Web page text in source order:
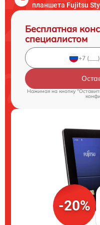
планшета Fujitsu
Бесплатная
специалистом
Нажимая на кнопку
-20%